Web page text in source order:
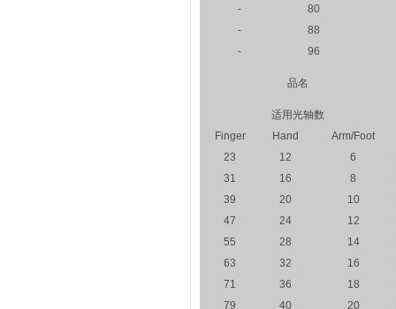
-
80
-
88
-
96
品名
适用光轴数
Finger
Hand
Arm/Foot
23
12 6
31
16 8
39
20 10
47
24 12
55
28 14
63
32 16
71
36 18
79
40 20